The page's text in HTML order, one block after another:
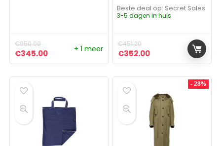
€950.00
Oorspronkelijke prijs was: €950.00.
€345.00Huidige prijs is: €345.00.
+ 1 meer
Beste deal op:
Secret Sales
3-5 dagen in huis
€451.20
Oorspronkelijke prijs was:
€352.00Huidige prijs is:
- 28%